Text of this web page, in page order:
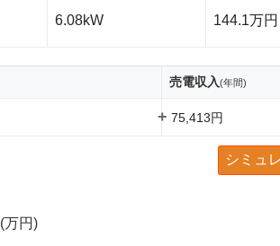
6.08kW 144.1万円
売電収入(年間)
+ 75,413円
シミュ
(万円)